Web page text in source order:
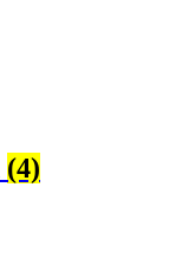
(4)